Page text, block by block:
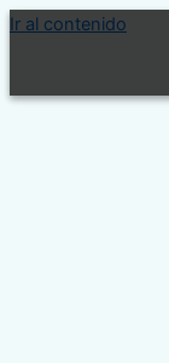
Ir al contenido